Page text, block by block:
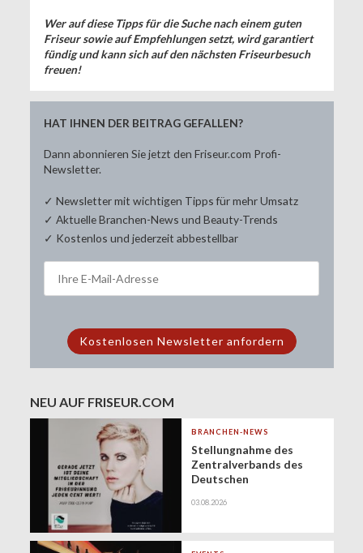
Wer auf diese Tipps für die Suche nach einem guten
Friseur sowie auf Empfehlungen setzt, wird garantiert
fündig und kann sich auf den nächsten Friseurbesuch
freuen!
HAT IHNEN DER BEITRAG GEFALLEN?
Dann abonnieren Sie jetzt den Friseur.com Profi-
Newsletter.
✓ Newsletter mit wichtigen Tipps für mehr Umsatz
✓ Aktuelle Branchen-News und Beauty-Trends
✓ Kostenlos und jederzeit abbestellbar
NEU AUF FRISEUR.COM
BRANCHEN-NEWS
Stellungnahme des
Zentralverbands des
Deutschen
Zukunft der
03.08.2026